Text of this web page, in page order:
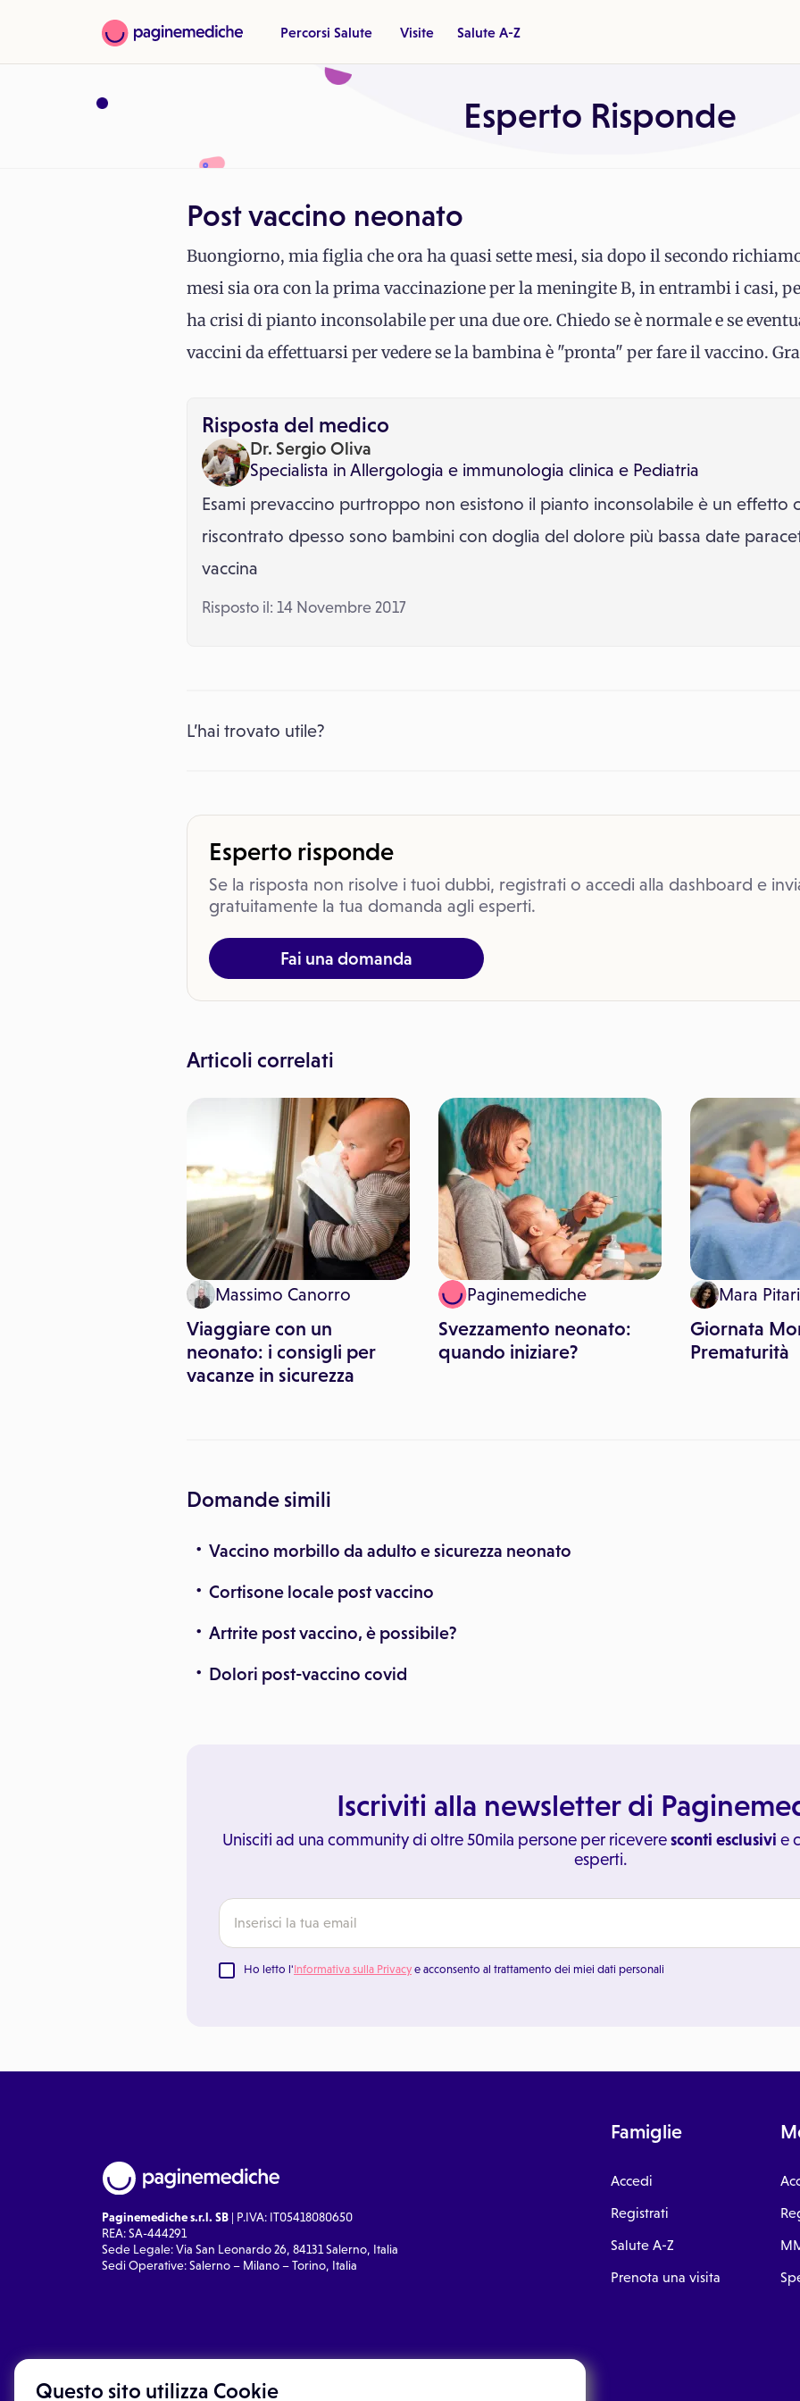
Questo sito utilizza Cookie
Percorsi Salute Visite Salute A-Z
Esperto Risponde
Post vaccino neonato
Buongiorno, mia figlia che ora ha quasi sette mesi, sia dopo il secondo
mesi sia ora con la prima vaccinazione per la meningite B, in entrambi i casi,
ha crisi di pianto inconsolabile per una due ore. Chiedo se è normale e se
vaccini da effettuarsi per vedere se la bambina è "pronta" per fare il vaccino.
Risposta del medico
Dr. Sergio Oliva
Specialista in Allergologia e immunologia clinica e Pediatria
Esami prevaccino purtroppo non esistono il pianto inconsolabile è un effetto
riscontrato dpesso sono bambini con doglia del dolore più bassa date
vaccina
Risposto il: 14 Novembre 2017
L’hai trovato utile?
Esperto risponde
Se la risposta non risolve i tuoi dubbi, registrati o accedi alla dashboard e
gratuitamente la tua domanda agli esperti.
Fai una domanda
Articoli correlati
Massimo Canorro
Viaggiare con un
neonato: i consigli per
vacanze in sicurezza
Paginemediche
Svezzamento neonato:
quando iniziare?
Mara Pitari
Giornata
Prematurità
Domande simili
Vaccino morbillo da adulto e sicurezza neonato
Cortisone locale post vaccino
Artrite post vaccino, è possibile?
Dolori post-vaccino covid
Iscriviti alla newsletter di
Unisciti ad una community di oltre 50mila persone per riceveresconti esclusivi e
esperti.
Ho letto l'Informativa sulla Privacy e acconsento al trattamento dei miei dati personali
Paginemediche s.r.l. SB | P.IVA: IT05418080650
REA: SA-444291
Sede Legale: Via San Leonardo 26, 84131 Salerno, Italia
Sedi Operative: Salerno – Milano – Torino, Italia
Famiglie
Accedi
Registrati
Salute A-Z
Prenota una visita